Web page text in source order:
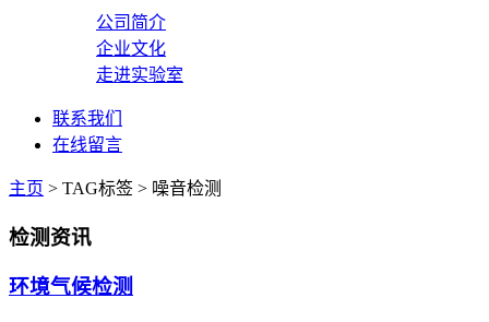
公司简介
企业文化
走进实验室
联系我们
在线留言
主页 > TAG标签 > 噪音检测
检测资讯
环境气候检测